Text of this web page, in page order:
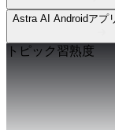
Astra AI Androidアプ
トピック習熟度